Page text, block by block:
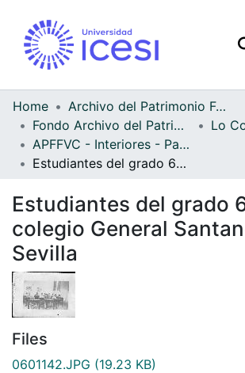
Home
Archivo del Patrimonio Fotográfico y Fílmico del Valle del Cauca
Fondo Archivo del Patrimonio Fotográfico y Fílmico del Valle del Cauca
Lo
APFFVC - Interiores - Patrimonial
Estudiantes del grado 6Âº del colegio General Santander de Sevilla
Estudiantes del grado
colegio General
Sevilla
Files
0601142.JPG (19.23 KB)